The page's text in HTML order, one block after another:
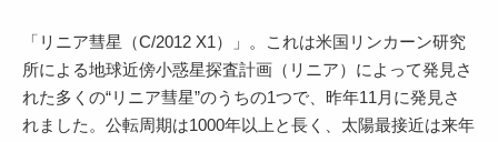
「リニア彗星（C/2012 X1）」。これは米国リンカーン研究
所による地球近傍小惑星探査計画（リニア）によって発見さ
れた多くの“リニア彗星”のうちの1つで、昨年11月に発見さ
れました。公転周期は1000年以上と長く、太陽最接近は来年